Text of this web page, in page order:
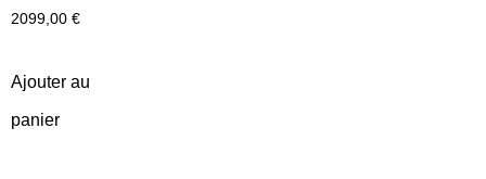
2099,00 €
Ajouter au
panier